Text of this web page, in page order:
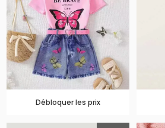
Débloquer les prix